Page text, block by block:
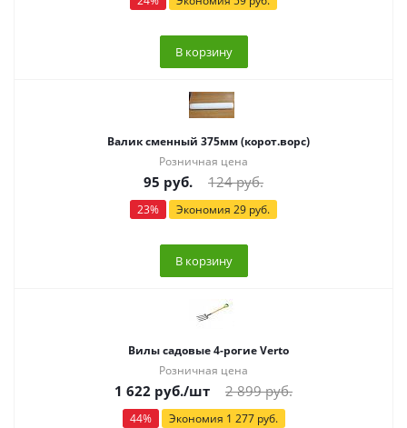
В корзину
Валик сменный 375мм (корот.ворс)
Розничная цена
95 руб. 124руб.
23% Экономия 29 руб.
В корзину
Вилы садовые 4-рогие Verto
Розничная цена
1 622 руб./шт 2 899руб.
44% Экономия 1 277руб.